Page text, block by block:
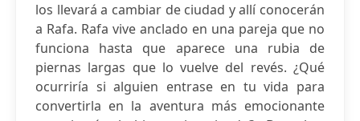
los llevará a cambiar de ciudad y allí conocerán
a Rafa. Rafa vive anclado en una pareja que no
funciona hasta que aparece una rubia de
piernas largas que lo vuelve del revés. ¿Qué
ocurriría si alguien entrase en tu vida para
convertirla en la aventura más emocionante